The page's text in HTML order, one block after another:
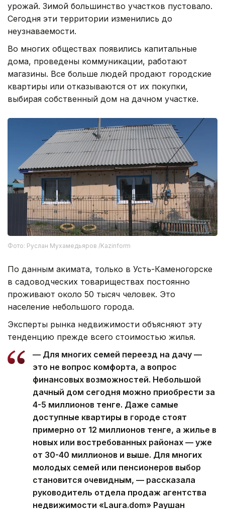
урожай. Зимой большинство участков пустовало.
Сегодня эти территории изменились до
неузнаваемости.
Во многих обществах появились капитальные
дома, проведены коммуникации, работают
магазины. Все больше людей продают городские
квартиры или отказываются от их покупки,
выбирая собственный дом на дачном участке.
Фото: Руслан Мухамедьяров /Kazinform
По данным акимата, только в Усть-Каменогорске
в садоводческих товариществах постоянно
проживают около 50 тысяч человек. Это
население небольшого города.
Эксперты рынка недвижимости объясняют эту
тенденцию прежде всего стоимостью жилья.
— Для многих семей переезд на дачу —
это не вопрос комфорта, а вопрос
финансовых возможностей. Небольшой
дачный дом сегодня можно приобрести за
4-5 миллионов тенге. Даже самые
доступные квартиры в городе стоят
примерно от 12 миллионов тенге, а жилье в
новых или востребованных районах — уже
от 30-40 миллионов и выше. Для многих
молодых семей или пенсионеров выбор
становится очевидным, — рассказала
руководитель отдела продаж агентства
недвижимости «Laura.dom» Раушан